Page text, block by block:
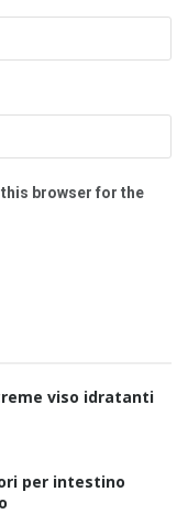
this browser for the
viso idratanti
per intestino